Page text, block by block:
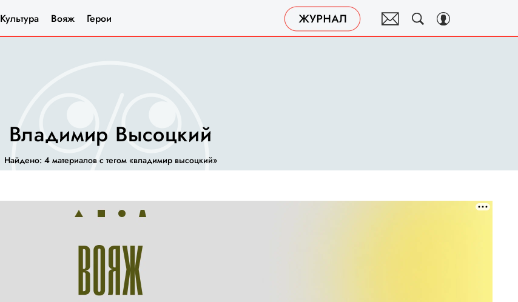
Культура Вояж Герои
Владимир Высоцкий
Найдено: 4 материалов с тегом «владимир высоцкий»